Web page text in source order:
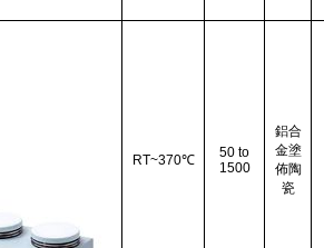
RT~370℃
50 to
1500
鋁合
金塗
佈陶
瓷